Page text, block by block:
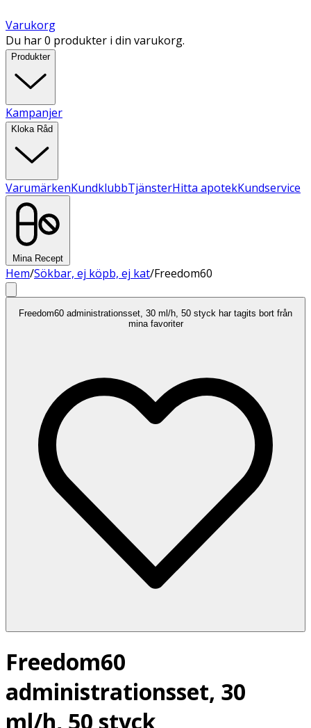
Varukorg
Du har 0 produkter i din varukorg.
Produkter
Kampanjer
Kloka Råd
VarumärkenKundklubbTjänsterHitta apotekKundservice
Mina Recept
Hem/Sökbar, ej köpb, ej kat/Freedom60
Freedom60 administrationsset, 30 ml/h, 50 styck har tagits bort från
mina favoriter
Freedom60
administrationsset, 30
ml/h, 50 styck